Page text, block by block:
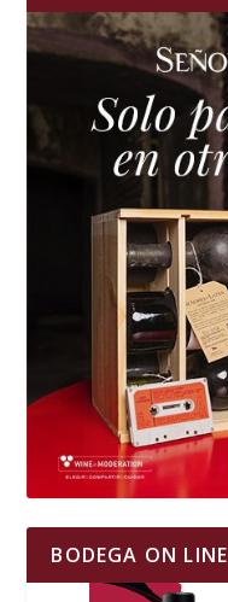
BODEGA ON LINE